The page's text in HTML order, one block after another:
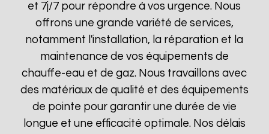
et 7j/7 pour répondre à vos urgence. Nous
offrons une grande variété de services,
notamment l'installation, la réparation et la
maintenance de vos équipements de
chauffe-eau et de gaz. Nous travaillons avec
des matériaux de qualité et des équipements
de pointe pour garantir une durée de vie
longue et une efficacité optimale. Nos délais